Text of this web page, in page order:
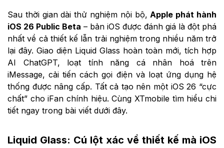
Sau thời gian dài thử nghiệm nội bộ, Apple phát hành
iOS 26 Public Beta – bản iOS được đánh giá là đột phá
nhất về cả thiết kế lẫn trải nghiệm trong nhiều năm trở
lại đây. Giao diện Liquid Glass hoàn toàn mới, tích hợp
AI ChatGPT, loạt tính năng cá nhân hoá trên
iMessage, cải tiến cách gọi điện và loạt ứng dụng hệ
thống được nâng cấp. Tất cả tạo nên một iOS 26 “cực
chất” cho iFan chính hiệu. Cùng XTmobile tìm hiểu chi
tiết ngay trong bài viết dưới đây.
Liquid Glass: Cú lột xác về thiết kế mà iOS